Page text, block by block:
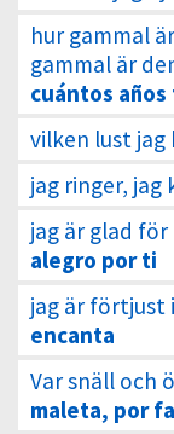
hur gammal
gammal är
cuántos
vilken lust jag
jag ringer, jag
jag är glad
alegro por ti
jag är förtjust
encanta
Var snäll och
maleta, por